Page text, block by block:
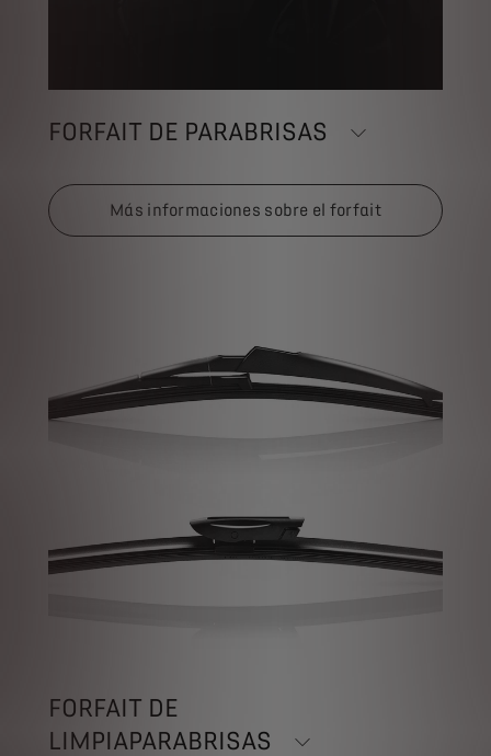
FORFAIT DE PARABRISAS
Más informaciones sobre el forfait
FORFAIT DE
LIMPIAPARABRISAS